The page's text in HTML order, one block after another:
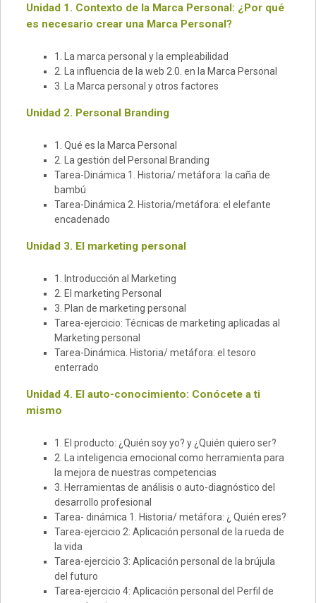
Unidad 1. Contexto de la Marca Personal: ¿Por qué
es necesario crear una Marca Personal?
1. La marca personal y la empleabilidad
2. La influencia de la web 2.0. en la Marca Personal
3. La Marca personal y otros factores
Unidad 2. Personal Branding
1. Qué es la Marca Personal
2. La gestión del Personal Branding
Tarea-Dinámica 1. Historia/ metáfora: la caña de
bambú
Tarea-Dinámica 2. Historia/metáfora: el elefante
encadenado
Unidad 3. El marketing personal
1. Introducción al Marketing
2. El marketing Personal
3. Plan de marketing personal
Tarea-ejercicio: Técnicas de marketing aplicadas al
Marketing personal
Tarea-Dinámica. Historia/ metáfora: el tesoro
enterrado
Unidad 4. El auto-conocimiento: Conócete a ti
mismo
1. El producto: ¿Quién soy yo? y ¿Quién quiero ser?
2. La inteligencia emocional como herramienta para
la mejora de nuestras competencias
3. Herramientas de análisis o auto-diagnóstico del
desarrollo profesional
Tarea- dinámica 1. Historia/ metáfora: ¿ Quién eres?
Tarea-ejercicio 2: Aplicación personal de la rueda de
la vida
Tarea-ejercicio 3: Aplicación personal de la brújula
del futuro
Tarea-ejercicio 4: Aplicación personal del Perfil de